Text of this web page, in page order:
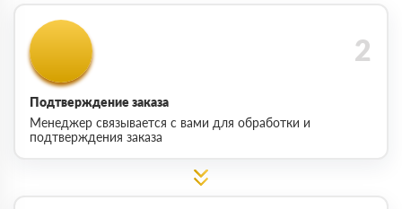
Подтверждение заказа
Менеджер связывается с вами для обработки и
подтверждения заказа